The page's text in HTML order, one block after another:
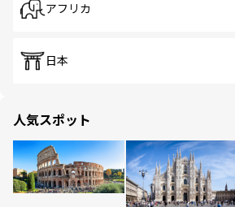
アフリカ
日本
人気スポット